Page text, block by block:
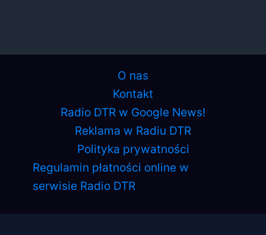
O nas
Kontakt
Radio DTR w Google News!
Reklama w Radiu DTR
Polityka prywatności
Regulamin płatności online w
serwisie Radio DTR